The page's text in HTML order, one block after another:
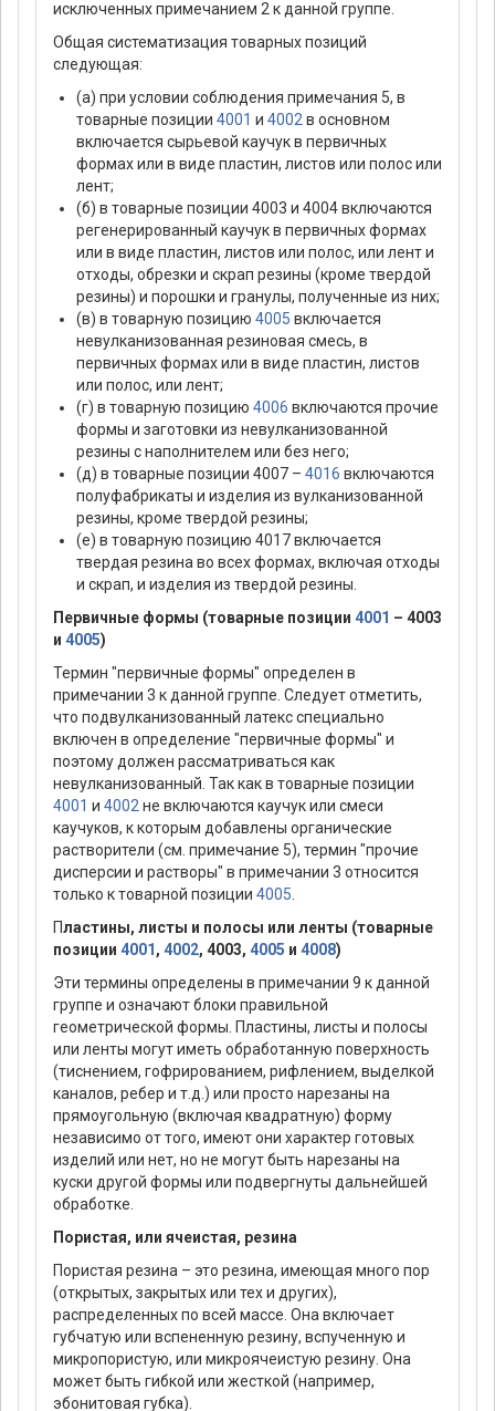
исключенных примечанием 2 к данной группе.
Общая систематизация товарных позиций
следующая:
(а) при условии соблюдения примечания 5, в
товарные позиции 4001 и 4002 в основном
включается сырьевой каучук в первичных
формах или в виде пластин, листов или полос или
лент;
(б) в товарные позиции 4003 и 4004 включаются
регенерированный каучук в первичных формах
или в виде пластин, листов или полос, или лент и
отходы, обрезки и скрап резины (кроме твердой
резины) и порошки и гранулы, полученные из них;
(в) в товарную позицию 4005 включается
невулканизованная резиновая смесь, в
первичных формах или в виде пластин, листов
или полос, или лент;
(г) в товарную позицию 4006 включаются прочие
формы и заготовки из невулканизованной
резины с наполнителем или без него;
(д) в товарные позиции 4007 – 4016 включаются
полуфабрикаты и изделия из вулканизованной
резины, кроме твердой резины;
(е) в товарную позицию 4017 включается
твердая резина во всех формах, включая отходы
и скрап, и изделия из твердой резины.
Первичные формы (товарные позиции 4001 – 4003
и 4005)
Термин "первичные формы" определен в
примечании 3 к данной группе. Следует отметить,
что подвулканизованный латекс специально
включен в определение "первичные формы" и
поэтому должен рассматриваться как
невулканизованный. Так как в товарные позиции
4001 и 4002 не включаются каучук или смеси
каучуков, к которым добавлены органические
растворители (см. примечание 5), термин "прочие
дисперсии и растворы" в примечании 3 относится
только к товарной позиции 4005
Пластины, листы и полосы или ленты (товарные
позиции 4001 , 4002, 4003, 4005 и 4008)
Эти термины определены в примечании 9 к данной
группе и означают блоки правильной
геометрической формы. Пластины, листы и полосы
или ленты могут иметь обработанную поверхность
(тиснением, гофрированием, рифлением, выделкой
каналов, ребер и т.д.) или просто нарезаны на
прямоугольную (включая квадратную) форму
независимо от того, имеют они характер готовых
изделий или нет, но не могут быть нарезаны на
куски другой формы или подвергнуты дальнейшей
обработке.
Пористая, или ячеистая, резина
Пористая резина – это резина, имеющая много пор
(открытых, закрытых или тех и других),
распределенных по всей массе. Она включает
губчатую или вспененную резину, вспученную и
микропористую, или микроячеистую резину. Она
может быть гибкой или жесткой (например,
эбонитовая губка).